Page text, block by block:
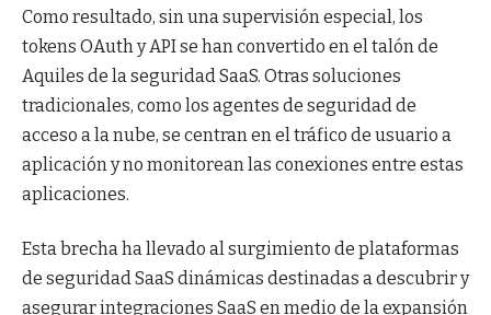
Como resultado, sin una supervisión especial, los
tokens OAuth y API se han convertido en el talón de
Aquiles de la seguridad SaaS. Otras soluciones
tradicionales, como los agentes de seguridad de
acceso a la nube, se centran en el tráfico de usuario a
aplicación y no monitorean las conexiones entre estas
aplicaciones.
Esta brecha ha llevado al surgimiento de plataformas
de seguridad SaaS dinámicas destinadas a descubrir y
asegurar integraciones SaaS en medio de la expansión